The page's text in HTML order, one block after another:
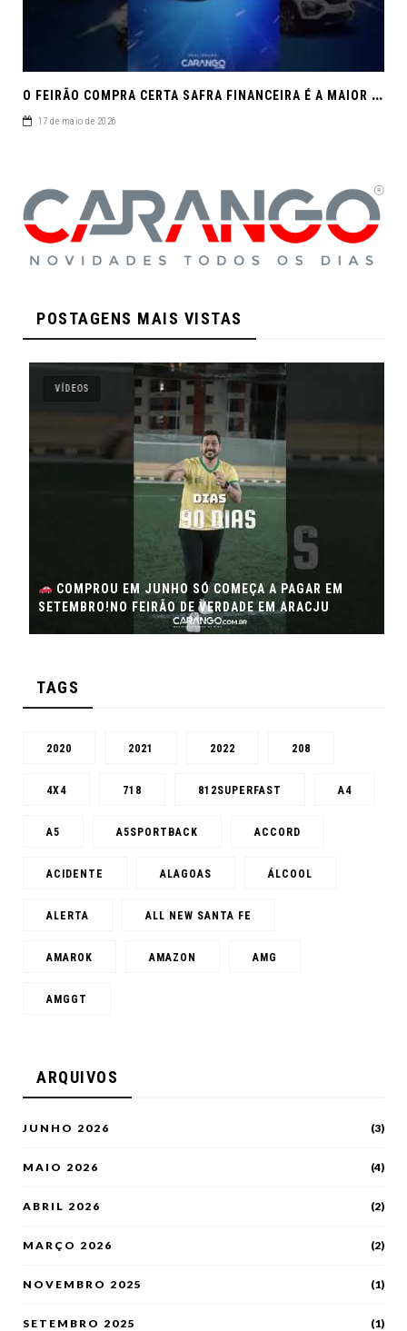
O
FEIRÃO COMPRA CERTA SAFRA FINANCEIRA É A MAIOR REUNIÃO DE SEMINOVOS DE MACEIÓ EM 2026.
17 de maio de 2026
POSTAGENS MAIS VISTAS
VÍDEOS
COMPROU EM JUNHO SÓ COMEÇA A PAGAR EM
SETEMBRO!NO FEIRÃO DE VERDADE EM ARACJU
TAGS
2020 2021 2022 208
4X4 718 812SUPERFAST A4
A5 A5SPORTBACK ACCORD
ACIDENTE ALAGOAS ÁLCOOL
ALERTA ALL NEW SANTA FE
AMAROK AMAZON AMG
AMGGT
ARQUIVOS
JUNHO 2026 (3)
MAIO 2026 (4)
ABRIL 2026 (2)
MARÇO 2026 (2)
NOVEMBRO 2025 (1)
SETEMBRO 2025 (1)